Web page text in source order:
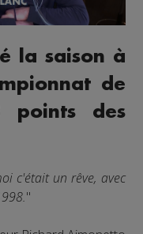
la saison à
de
points des
c'était un rêve, avec
"